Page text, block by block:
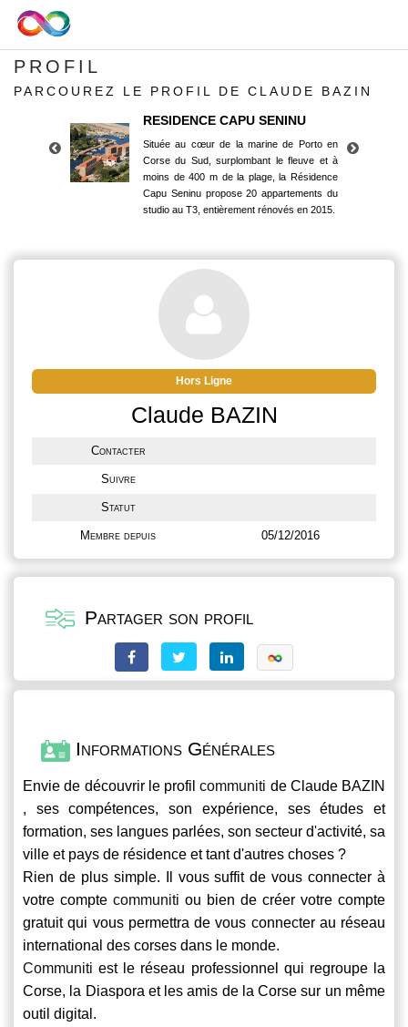
PROFIL
PARCOUREZ LE PROFIL DE CLAUDE BAZIN
RESIDENCE CAPU SENINU
Située au cœur de la marine de Porto en
Corse du Sud, surplombant le fleuve et à
moins de 400 m de la plage, la Résidence
Capu Seninu propose 20 appartements du
studio au T3, entièrement rénovés en 2015.
Corse du Sud, surplombant le fleuve et à
moins de 400 m de la plage, la Résidence
Capu Seninu propose 20 appartements du
studio au T3, entièrement rénovés en 2015.
Hors Ligne
Claude BAZIN
Contacter
Suivre
Statut
Membre depuis 05/12/2016
Partager son profil
Informations Générales
Envie de découvrir le profilcommuniti de Claude BAZIN
, ses compétences, son expérience, ses études et
formation, ses langues parlées, son secteur d'activité, sa
ville et pays de résidence et tant d'autres choses ?
Rien de plus simple. Il vous suffit de vous connecter à
votre compte communiti ou bien de créer votre compte
gratuit qui vous permettra de vous connecter au réseau
international des corses dans le monde.
Communiti est le réseau professionnel qui regroupe la
Corse, la Diaspora et les amis de la Corse sur un même
outil digital.